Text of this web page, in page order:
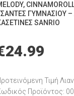
ΓΥΜΝΑΣΊΟΥ –
SANRIO
24.99
Τιμή
Προϊόντος: